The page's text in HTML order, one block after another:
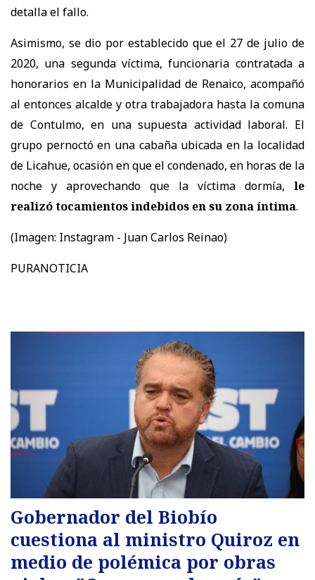
detalla el fallo.
Asimismo, se dio por establecido que el 27 de julio de
2020, una segunda víctima, funcionaria contratada a
honorarios en la Municipalidad de Renaico, acompañó
al entonces alcalde y otra trabajadora hasta la comuna
de Contulmo, en una supuesta actividad laboral. El
grupo pernoctó en una cabaña ubicada en la localidad
de Licahue, ocasión en que el condenado, en horas de la
noche y aprovechando que la víctima dormía, le
realizó tocamientos indebidos en su zona íntima.
(Imagen: Instagram - Juan Carlos Reinao)
PURANOTICIA
Gobernador del Biobío
cuestiona al ministro Quiroz en
medio de polémica por obras